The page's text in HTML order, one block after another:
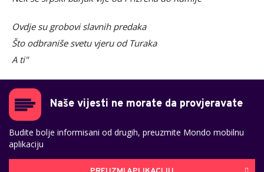
Ovdje su grobovi slavnih predaka
Što odbraniše svetu vjeru od Turaka
A ti"
Naše vijesti ne morate da provjeravate
Budite bolje informisani od drugih, preuzmite Mondo mobilnu
aplikaciju